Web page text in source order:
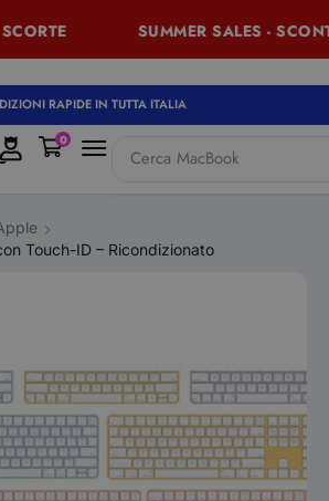
SUMMER SALES -
RAPIDE IN TUTTA ITALIA
Cerca MacBook
0
Touch-ID – Ricondizionato